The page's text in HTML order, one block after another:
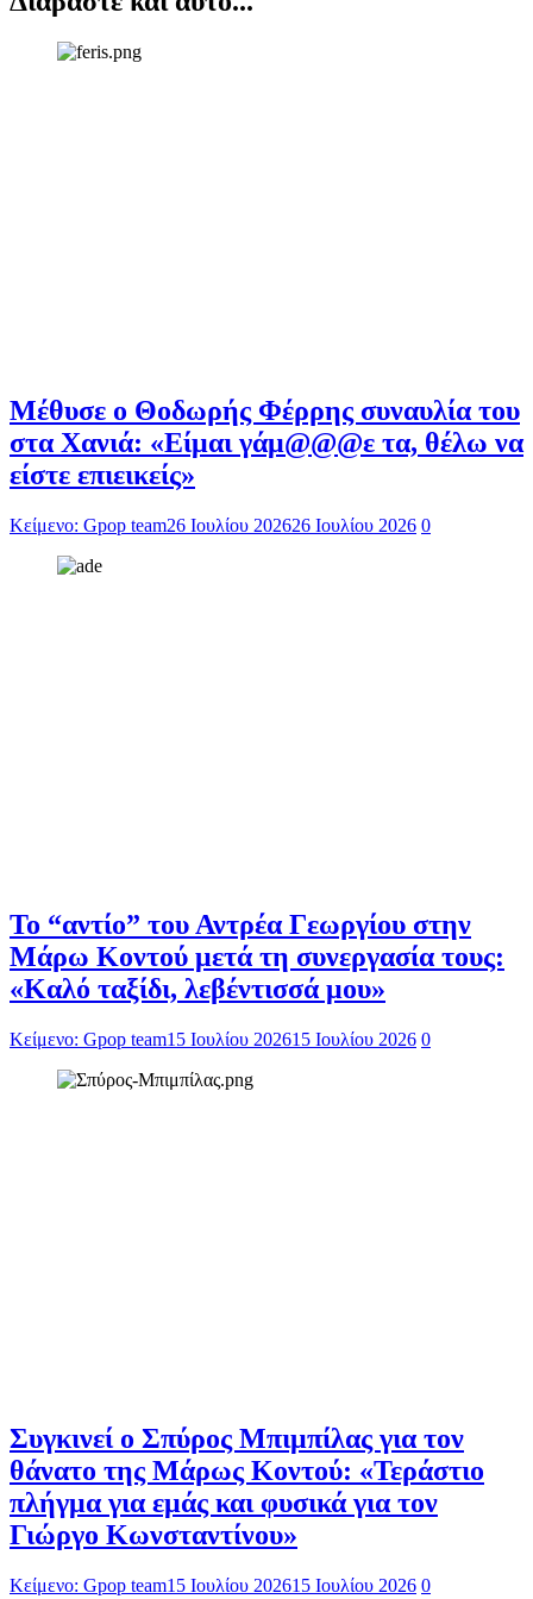
Μέθυσε ο Θοδωρής Φέρρης συναυλία του
στα Χανιά: «Είμαι γάμ@@@ε τα, θέλω να
είστε επιεικείς»
Κείμενο: Gpop team26 Ιουλίου 202626 Ιουλίου 2026 0
Το “αντίο” του Αντρέα Γεωργίου στην
Μάρω Κοντού μετά τη συνεργασία τους:
«Καλό ταξίδι, λεβέντισσά μου»
Κείμενο: Gpop team15 Ιουλίου 202615 Ιουλίου 2026 0
Συγκινεί ο Σπύρος Μπιμπίλας για τον
θάνατο της Μάρως Κοντού: «Τεράστιο
πλήγμα για εμάς και φυσικά για τον
Γιώργο Κωνσταντίνου»
Κείμενο: Gpop team15 Ιουλίου 202615 Ιουλίου 2026 0